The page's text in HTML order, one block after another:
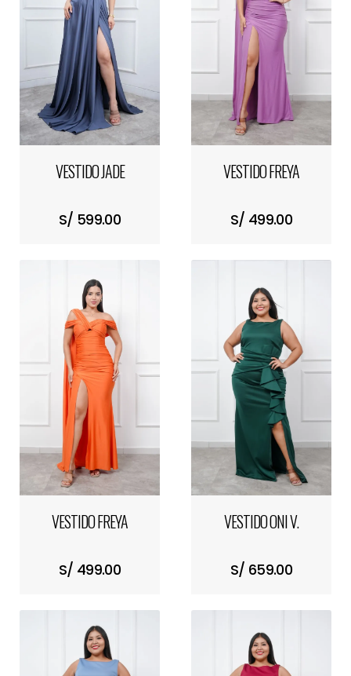
VESTIDO JADE
S/ 599.00
VESTIDO FREYA
S/ 499.00
VESTIDO FREYA
S/ 499.00
VESTIDO ONI V.
S/ 659.00